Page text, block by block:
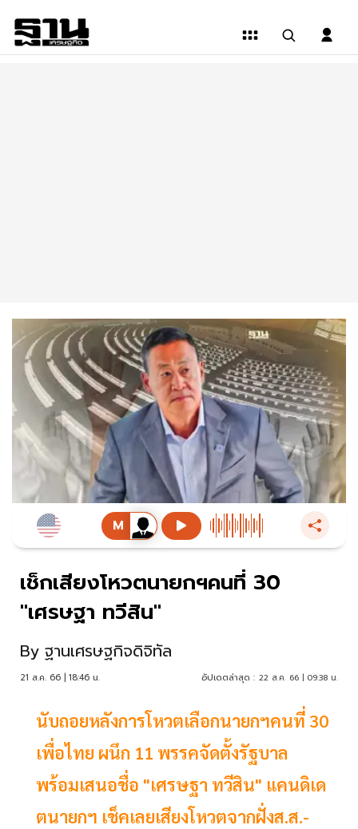
เช็กเสียงโหวตนายกฯคนที่ 30
"เศรษฐา ทวีสิน"
By ฐานเศรษฐกิจดิจิทัล
21 ส.ค. 66 | 18:46 น. อัปเดตล่าสุด : 22 ส.ค. 66 | 09:38 น.
นับถอยหลังการโหวตเลือกนายกฯคนที่ 30
เพื่อไทย ผนึก 11 พรรคจัดตั้งรัฐบาล
พร้อมเสนอชื่อ "เศรษฐา ทวีสิน" แคนดิเด
ตนายกฯ เช็คเลยเสียงโหวตจากฝั่งส.ส.-